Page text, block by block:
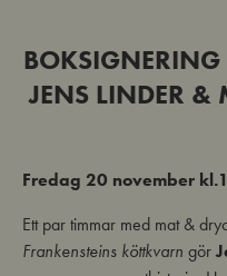
JENS LINDER &
Fredag 20 november
Ett par timmar med mat &
Frankensteins köttkvarn gör